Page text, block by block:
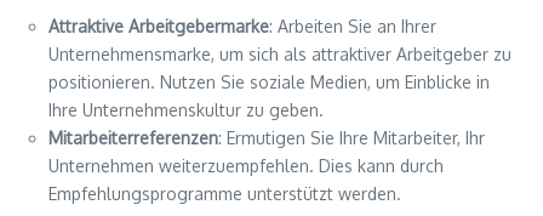
Attraktive Arbeitgebermarke: Arbeiten Sie an Ihrer
Unternehmensmarke, um sich als attraktiver Arbeitgeber zu
positionieren. Nutzen Sie soziale Medien, um Einblicke in
Ihre Unternehmenskultur zu geben.
Mitarbeiterreferenzen: Ermutigen Sie Ihre Mitarbeiter, Ihr
Unternehmen weiterzuempfehlen. Dies kann durch
Empfehlungsprogramme unterstützt werden.